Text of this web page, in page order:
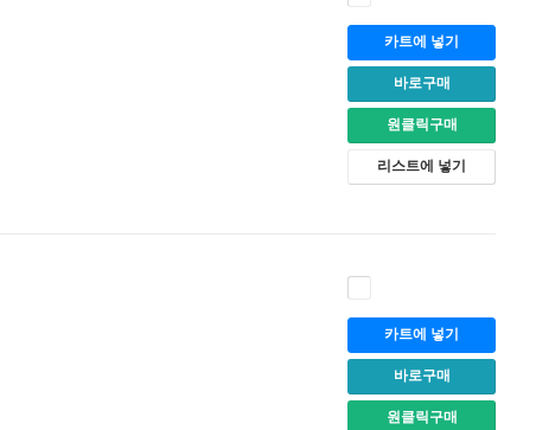
카트에 넣기
바로구매
원클릭구매
리스트에 넣기
카트에 넣기
바로구매
원클릭구매